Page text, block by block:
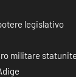
legislativo
militare